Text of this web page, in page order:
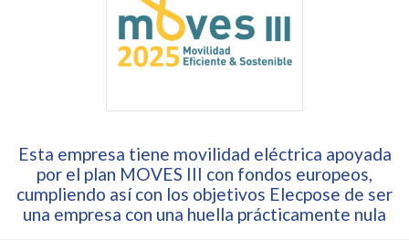
Esta empresa tiene movilidad eléctrica apoyada
por el plan MOVES III con fondos europeos,
cumpliendo así con los objetivos Elecpose de ser
una empresa con una huella prácticamente nula